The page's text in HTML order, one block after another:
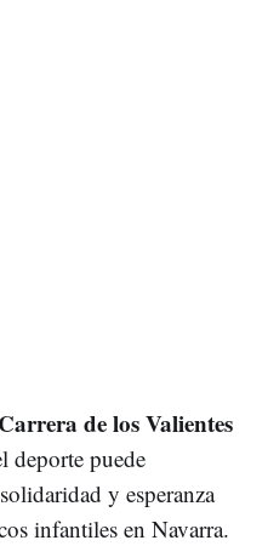
Carrera de los Valientes
deporte puede
y esperanza
infantiles en Navarra.